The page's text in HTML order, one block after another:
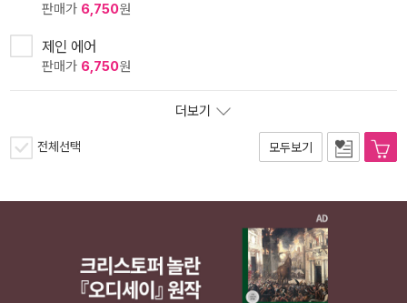
판매가 6,750원
제인 에어
판매가 6,750원
더보기
전체선택 모두보기